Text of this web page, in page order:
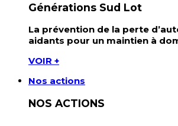
Générations Sud Lot
La prévention de la perte
aidants pour un maintien à
VOIR +
Nos actions
NOS ACTIONS